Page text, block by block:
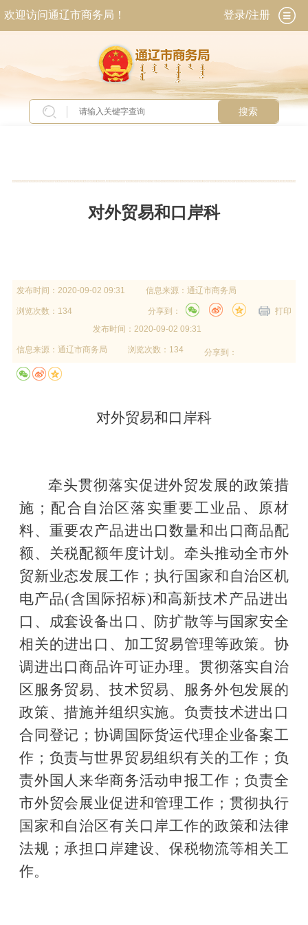
欢迎访问通辽市商务局！ 登录/注册
搜索
当前位置：首页>政务公开>政府信息公开>法
对外贸易和口岸科
发布时间： 2020-09-02 09:31 信息来源： 通辽市商务局
浏览次数：134 打印
分享到：
发布时间： 2020-09-02 09:31
信息来源： 通辽市商务局 浏览次数：134 分享到：
对外贸易和口岸科
牵头贯彻落实促进外贸发展的政策措
施；配合自治区落实重要工业品、原材
料、重要农产品进出口数量和出口商品配
额、关税配额年度计划 。牵头推动全市外
贸新业态发展工作 ； 执行国家和自治区机
电产品(含国际招标)和高新技术产品进出
口、成套设备出口、防扩散等与国家安全
相关的进出口、加工贸易管理等政策。协
调进出口商品许可证办理。贯彻落实自治
区服务贸易、技术贸易、服务外包发展的
政策、措施并组织实施。负责技术进出口
合同登记；协调国际货运代理企业备案工
作；负责与世界贸易组织有关的工作；负
责外国人来华商务活动申报工作；负责全
市外贸会展业促进和管理工作；贯彻执行
国家和自治区有关口岸工作的政策和法律
法规；承担口岸建设、保税物流等相关工
作。